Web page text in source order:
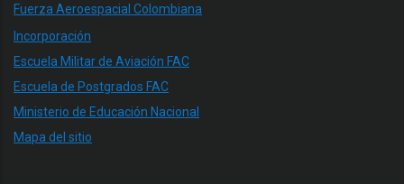
Fuerza Aeroespacial Colombiana
Incorporación
Escuela Militar de Aviación FAC
Escuela de Postgrados FAC
Ministerio de Educación Nacional
Mapa del sitio